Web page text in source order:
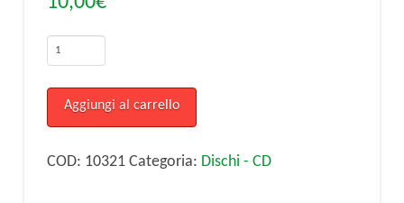
Francesco
"L'ultima
Thule"
(
Aggiungi al carrello
COD: 10321 Categoria: Dischi - CD